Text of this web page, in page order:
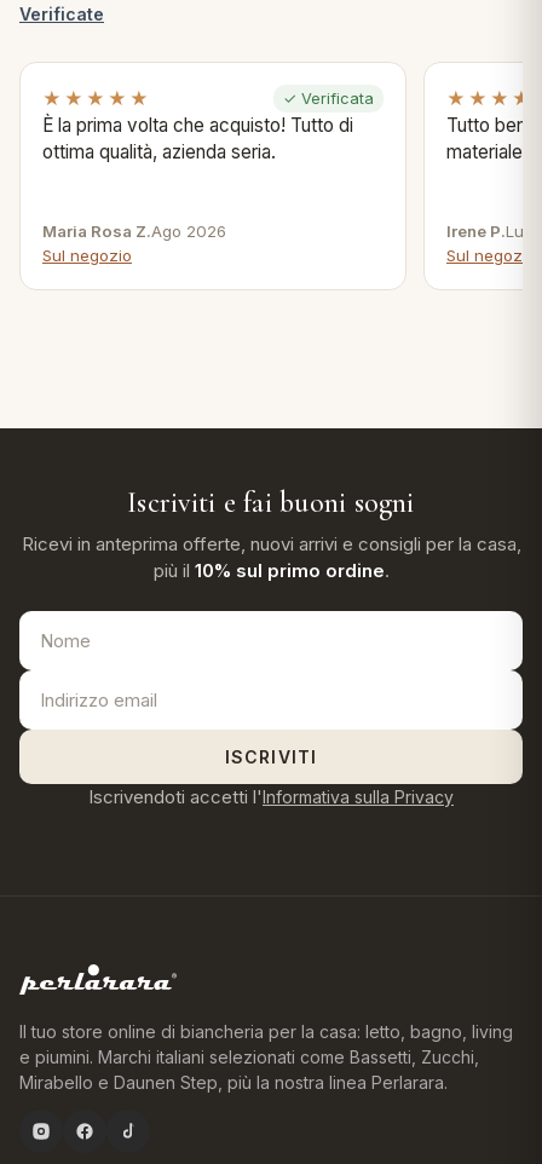
Verificate
★★★★★ ✓ Verificata
È la prima volta che acquisto! Tutto di
ottima qualità, azienda seria.
Maria Rosa Z.Ago 2026
Sul negozio
Tutto bene
materiale .
Irene P.Lug
Sul negozio
Iscriviti e fai buoni sogni
Ricevi in anteprima offerte, nuovi arrivi e consigli per la casa,
più il 10% sul primo ordine.
ISCRIVITI
Iscrivendoti accetti l'Informativa sulla Privacy
Il tuo store online di biancheria per la casa: letto, bagno, living
e piumini. Marchi italiani selezionati come Bassetti, Zucchi,
Mirabello e Daunen Step, più la nostra linea Perlarara.